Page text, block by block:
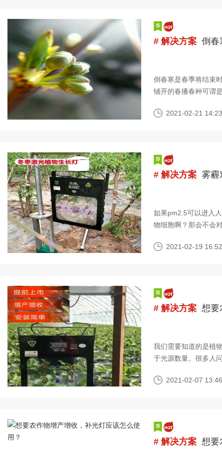
# 解决方案 倒春
倒春寒是春季将结束
铺开的春播春种可谓
2021-02-21
# 解决方案 雾霾
如果pm2.5可以进入
物细胞啊？那会不会
2021-02-19
# 解决方案 想要
我们需要知道的是植
于光源数量。很多人
2021-02-07
# 解决方案 想要